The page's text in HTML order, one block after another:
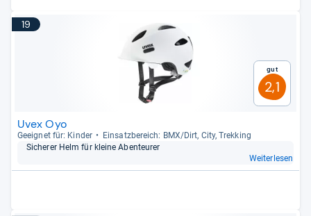
19
Gut
2,1
Uvex Oyo
Geeig­net für: Kin­der
Ein­satz­be­reich: BMX/Dirt, City, Trek­king
Siche­rer Helm für kleine Aben­teu­rer
Weiterlesen